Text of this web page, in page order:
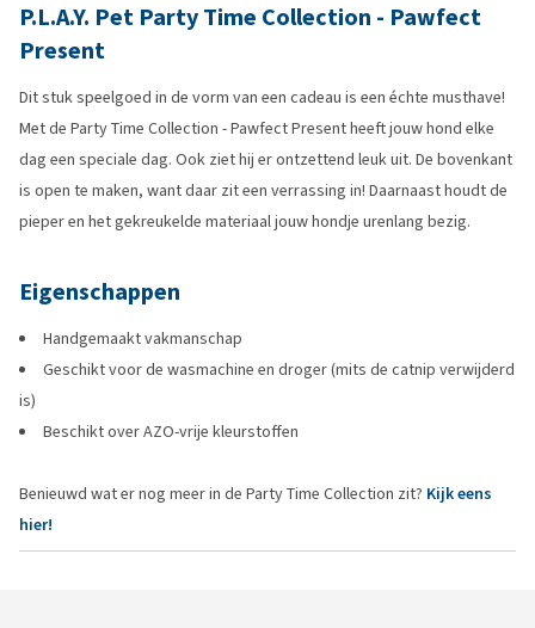
P.L.A.Y. Pet Party Time Collection - Pawfect
Present
Dit stuk speelgoed in de vorm van een cadeau is een échte musthave!
Met de Party Time Collection - Pawfect Present heeft jouw hond elke
dag een speciale dag. Ook ziet hij er ontzettend leuk uit. De bovenkant
is open te maken, want daar zit een verrassing in! Daarnaast houdt de
pieper en het gekreukelde materiaal jouw hondje urenlang bezig.
Eigenschappen
Handgemaakt vakmanschap
Geschikt voor de wasmachine en droger (mits de catnip verwijderd
is)
Beschikt over AZO-vrije kleurstoffen
Benieuwd wat er nog meer in de Party Time Collection zit? Kijk eens
hier!